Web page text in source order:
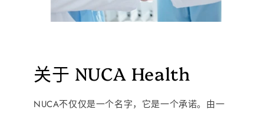
关于 NUCA Health
NUCA不仅仅是一个名字，它是一个承诺。由一